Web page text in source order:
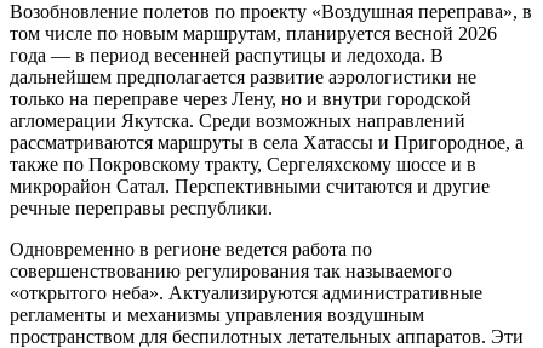
Возобновление полетов по проекту «Воздушная переправа», в
том числе по новым маршрутам, планируется весной 2026
года — в период весенней распутицы и ледохода. В
дальнейшем предполагается развитие аэрологистики не
только на переправе через Лену, но и внутри городской
агломерации Якутска. Среди возможных направлений
рассматриваются маршруты в села Хатассы и Пригородное, а
также по Покровскому тракту, Сергеляхскому шоссе и в
микрорайон Сатал. Перспективными считаются и другие
речные переправы республики.
Одновременно в регионе ведется работа по
совершенствованию регулирования так называемого
«открытого неба». Актуализируются административные
регламенты и механизмы управления воздушным
пространством для беспилотных летательных аппаратов. Эти